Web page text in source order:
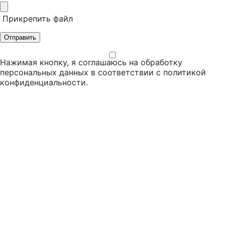
Прикрепить файл
Отправить
Нажимая кнопку, я соглашаюсь на обработку
персональных данных в соответствии с политикой
конфиденциальности.